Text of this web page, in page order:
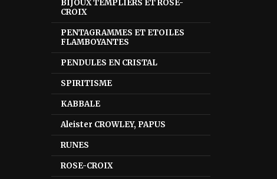
BIJOUX TEMPLIERS ET ROSE-
CROIX
PENTAGRAMMES ET ETOILES
FLAMBOYANTES
PENDULES EN CRISTAL
SPIRITISME
KABBALE
Aleister CROWLEY, PAPUS
RUNES
ROSE-CROIX